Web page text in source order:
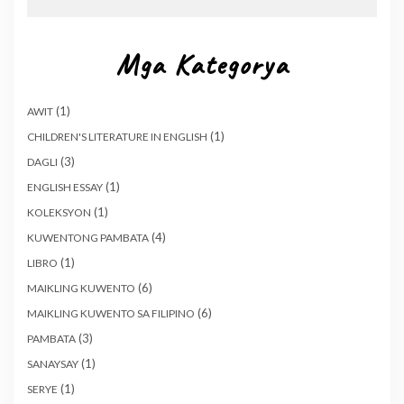
Mga Kategorya
AWIT (1)
CHILDREN'S LITERATURE IN ENGLISH (1)
DAGLI (3)
ENGLISH ESSAY (1)
KOLEKSYON (1)
KUWENTONG PAMBATA (4)
LIBRO (1)
MAIKLING KUWENTO (6)
MAIKLING KUWENTO SA FILIPINO (6)
PAMBATA (3)
SANAYSAY (1)
SERYE (1)